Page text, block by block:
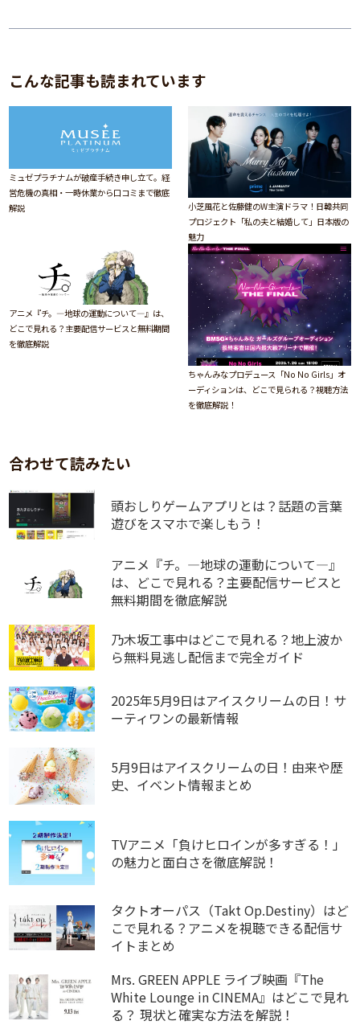
こんな記事も読まれています
ミュゼプラチナムが破産手続き申し立て。経
営危機の真相・一時休業から口コミまで徹底
解説
小芝風花と佐藤健のW主演ドラマ！日韓共同
プロジェクト「私の夫と結婚して」日本版の
魅力
アニメ『チ。―地球の運動について―』は、
どこで見れる？主要配信サービスと無料期間
を徹底解説
ちゃんみなプロデュース「No No Girls」オ
ーディションは、どこで見られる？視聴方法
を徹底解説！
合わせて読みたい
頭おしりゲームアプリとは？話題の言葉
遊びをスマホで楽しもう！
アニメ『チ。―地球の運動について―』
は、どこで見れる？主要配信サービスと
無料期間を徹底解説
乃木坂工事中はどこで見れる？地上波か
ら無料見逃し配信まで完全ガイド
2025年5月9日はアイスクリームの日！サ
ーティワンの最新情報
5月9日はアイスクリームの日！由来や歴
史、イベント情報まとめ
TVアニメ「負けヒロインが多すぎる！」
の魅力と面白さを徹底解説！
タクトオーパス（Takt Op.Destiny）はど
こで見れる？アニメを視聴できる配信サ
イトまとめ
Mrs. GREEN APPLE ライブ映画『The
White Lounge in CINEMA』はどこで見れ
る？ 現状と確実な方法を解説！